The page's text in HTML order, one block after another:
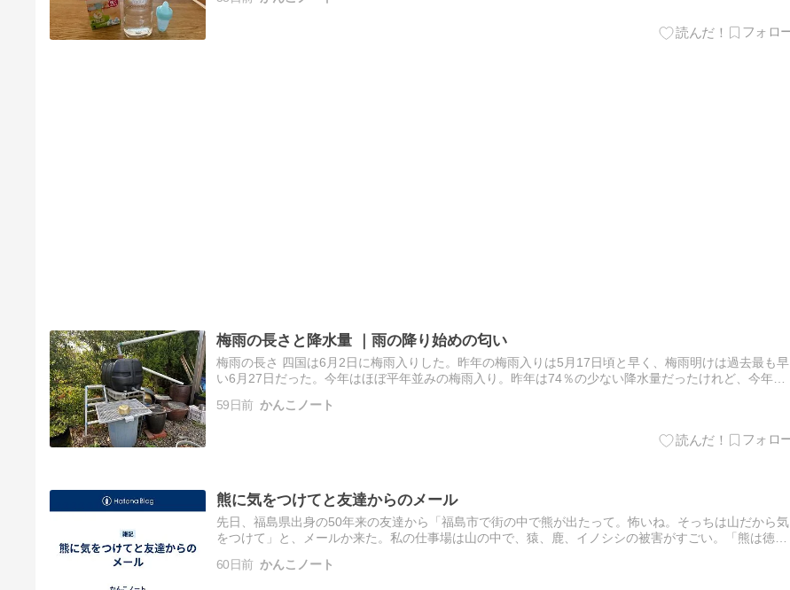
梅雨の長さと降水量 ｜雨の降り始めの匂い
梅雨の長さ 四国は6月2日に梅雨入りした。昨年の梅雨入りは5月17日頃と早く、梅雨明けは過去最も早
い6月27日だった。今年はほぼ平年並みの梅雨入り。昨年は74％の少ない降水量だったけれど、今年の
59日前 かんこノート
熊に気をつけてと友達からのメール
先日、福島県出身の50年来の友達から「福島市で街の中で熊が出たって。怖いね。そっちは山だから気
をつけて」と、メールか来た。私の仕事場は山の中で、猿、鹿、イノシシの被害がすごい。「熊は徳島
い…
60日前 かんこノート